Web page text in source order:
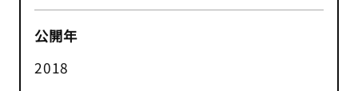
公開年
2018